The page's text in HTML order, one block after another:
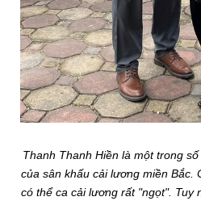
Thanh Thanh Hiền là một trong
của sân khấu cải lương miền Bắc.
có thể ca cải lương rất "ngọt". Tuy